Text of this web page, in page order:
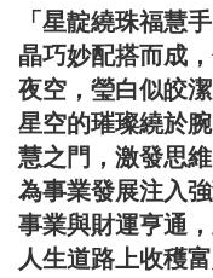
「星靛繞珠福慧
晶巧妙配搭而成
夜空，瑩白似皎
星空的璀璨繞於
慧之門，激發思
為事業發展注入
事業與財運亨通
人生道路上收穫富